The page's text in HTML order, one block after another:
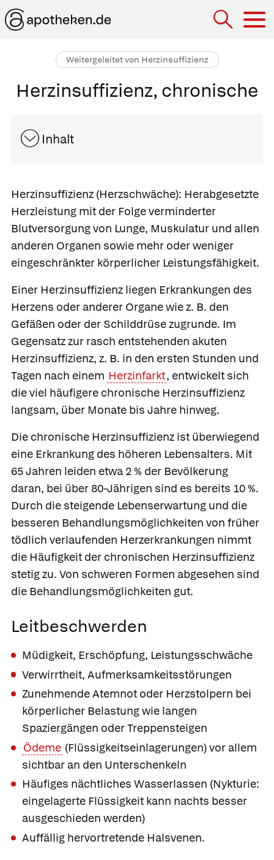
Weitergeleitet von Herzinsuffizienz
Herzinsuffizienz, chronische
Inhalt
Herzinsuffizienz (Herzschwäche): Herabgesetzte
Herzleistung mit der Folge verminderter
Blutversorgung von Lunge, Muskulatur und allen
anderen Organen sowie mehr oder weniger
eingeschränkter körperlicher Leistungsfähigkeit.
Einer Herzinsuffizienz liegen Erkrankungen des
Herzens oder anderer Organe wie z. B. den
Gefäßen oder der Schilddrüse zugrunde. Im
Gegensatz zur rasch entstehenden akuten
Herzinsuffizienz, z. B. in den ersten Stunden und
Tagen nach einem Herzinfarkt, entwickelt sich
die viel häufigere chronische Herzinsuffizienz
langsam, über Monate bis Jahre hinweg.
Die chronische Herzinsuffizienz ist überwiegend
eine Erkrankung des höheren Lebensalters. Mit
65 Jahren leiden etwa 2 % der Bevölkerung
daran, bei über 80-Jährigen sind es bereits 10 %.
Durch die steigende Lebenserwartung und die
besseren Behandlungsmöglichkeiten von früher
tödlich verlaufenden Herzerkrankungen nimmt
die Häufigkeit der chronischen Herzinsuffizienz
stetig zu. Von schweren Formen abgesehen sind
die Behandlungsmöglichkeiten gut.
Leitbeschwerden
Müdigkeit, Erschöpfung, Leistungsschwäche
Verwirrtheit, Aufmerksamkeitsstörungen
Zunehmende Atemnot oder Herzstolpern bei
körperlicher Belastung wie langen
Spaziergängen oder Treppensteigen
Ödeme (Flüssigkeitseinlagerungen) vor allem
sichtbar an den Unterschenkeln
Häufiges nächtliches Wasserlassen (Nykturie:
eingelagerte Flüssigkeit kann nachts besser
ausgeschieden werden)
Auffällig hervortretende Halsvenen.